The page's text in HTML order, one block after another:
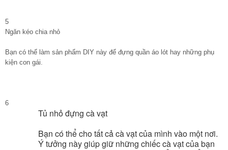
5
Ngăn kéo chia nhỏ
Bạn có thể làm sản phẩm DIY này để đựng quần áo lót hay những phụ
kiện con gái.
6
Tủ nhỏ đựng cà vạt
Bạn có thể cho tất cả cà vạt của mình vào một nơi.
Ý tưởng này giúp giữ những chiếc cà vạt của bạn